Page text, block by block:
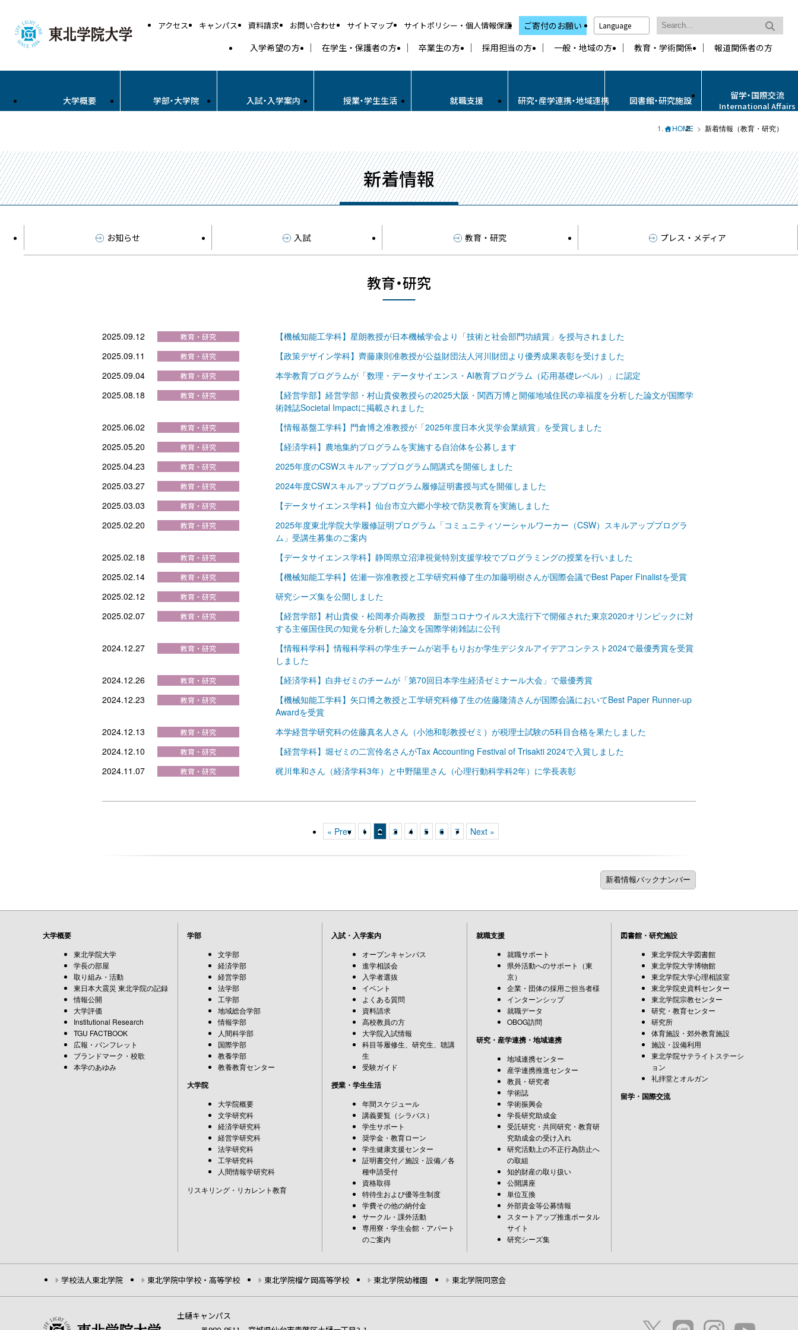
アクセス キャンパス 資料請求 お問い合わせ サイトマップ サイトポリシー・個人情報保護 ご寄付のお願い Language
入学希望の方 在学生・保護者の方 卒業生の方 採用担当の方 一般・地域の方 教育・学術関係 報道関係者の方
大学概要 学部・大学院 入試・入学案内 授業・学生生活 就職支援 研究・産学連携・地域連携 図書館・研究施設 留学・国際交流
International Affairs
HOME 新着情報（教育・研究）
新着情報
お知らせ 入試 教育・研究 プレス・メディア
教育・研究
2025.09.12
【機械知能工学科】星朗教授が日本機械学会より「技術と社会部門功績賞」を授与されました
2025.09.11
【政策デザイン学科】齊藤康則准教授が公益財団法人河川財団より優秀成果表彰を受けました
2025.09.04
本学教育プログラムが「数理・データサイエンス・AI教育プログラム（応用基礎レベル）」に認定
2025.08.18
【経営学部】経営学部・村山貴俊教授らの2025大阪・関西万博と開催地域住民の幸福度を分析した論文が国際学
術雑誌Societal Impactに掲載されました
2025.06.02
【情報基盤工学科】門倉博之准教授が「2025年度日本火災学会業績賞」を受賞しました
2025.05.20
【経済学科】農地集約プログラムを実施する自治体を公募します
2025.04.23
2025年度のCSWスキルアッププログラム開講式を開催しました
2025.03.27
2024年度CSWスキルアッププログラム履修証明書授与式を開催しました
2025.03.03
【データサイエンス学科】仙台市立六郷小学校で防災教育を実施しました
2025.02.20
2025年度東北学院大学履修証明プログラム「コミュニティソーシャルワーカー（CSW）スキルアッププログラ
ム」受講生募集のご案内
2025.02.18
【データサイエンス学科】静岡県立沼津視覚特別支援学校でプログラミングの授業を行いました
2025.02.14
【機械知能工学科】佐瀬一弥准教授と工学研究科修了生の加藤明樹さんが国際会議でBest Paper Finalistを受賞
2025.02.12
研究シーズ集を公開しました
2025.02.07
【経営学部】村山貴俊・松岡孝介両教授 新型コロナウイルス大流行下で開催された東京2020オリンピックに対
する主催国住民の知覚を分析した論文を国際学術雑誌に公刊
2024.12.27
【情報科学科】情報科学科の学生チームが岩手もりおか学生デジタルアイデアコンテスト2024で最優秀賞を受賞
しました
2024.12.26
【経済学科】白井ゼミのチームが「第70回日本学生経済ゼミナール大会」で最優秀賞
2024.12.23
【機械知能工学科】矢口博之教授と工学研究科修了生の佐藤隆清さんが国際会議においてBest Paper Runner-up
Awardを受賞
2024.12.13
本学経営学研究科の佐藤真名人さん（小池和彰教授ゼミ）が税理士試験の5科目合格を果たしました
2024.12.10
【経営学科】堀ゼミの二宮伶名さんがTax Accounting Festival of Trisakti 2024で入賞しました
2024.11.07
梶川隼和さん（経済学科3年）と中野陽里さん（心理行動科学科2年）に学長表彰
« Prev 1 2 3 4 5 6 7 Next »
大学概要
東北学院大学
学長の部屋
取り組み・活動
東日本大震災 東北学院の記録
情報公開
大学評価
Institutional Research
TGU FACTBOOK
広報・パンフレット
ブランドマーク・校歌
本学のあゆみ
学部
文学部
経済学部
経営学部
法学部
工学部
地域総合学部
情報学部
人間科学部
国際学部
教養学部
教養教育センター
大学院
大学院概要
文学研究科
経済学研究科
経営学研究科
法学研究科
工学研究科
人間情報学研究科
リスキリング・リカレント教育
入試・入学案内
オープンキャンパス
進学相談会
入学者選抜
イベント
よくある質問
資料請求
高校教員の方
大学院入試情報
科目等履修生、研究生、聴講
生
受験ガイド
授業・学生生活
年間スケジュール
講義要覧（シラバス）
学生サポート
奨学金・教育ローン
学生健康支援センター
証明書交付／施設・設備／各
種申請受付
資格取得
特待生および優等生制度
学費その他の納付金
サークル・課外活動
専用寮・学生会館・アパート
のご案内
就職支援
就職サポート
県外活動へのサポート（東
京）
企業・団体の採用ご担当者様
インターンシップ
就職データ
OBOG訪問
研究・産学連携・地域連携
地域連携センター
産学連携推進センター
教員・研究者
学術誌
学術振興会
学長研究助成金
受託研究・共同研究・教育研
究助成金の受け入れ
研究活動上の不正行為防止へ
の取組
知的財産の取り扱い
公開講座
単位互換
外部資金等公募情報
スタートアップ推進ポータル
サイト
研究シーズ集
図書館・研究施設
東北学院大学図書館
東北学院大学博物館
東北学院大学心理相談室
東北学院史資料センター
東北学院宗教センター
研究・教育センター
研究所
体育施設・郊外教育施設
施設・設備利用
東北学院サテライトステーシ
ョン
礼拝堂とオルガン
留学・国際交流
学校法人東北学院 東北学院中学校・高等学校 東北学院榴ケ岡高等学校 東北学院幼稚園 東北学院同窓会
土樋キャンパス